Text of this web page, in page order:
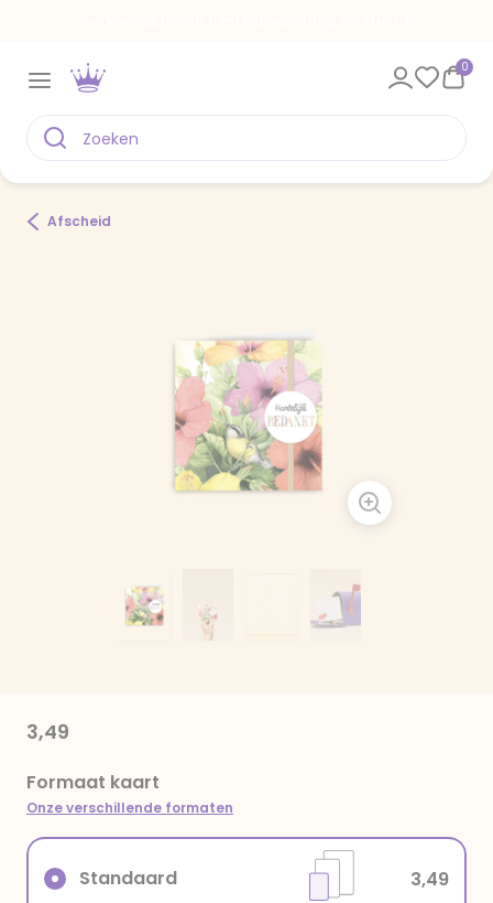
0
Afscheid
3,49
Formaat kaart
Onze verschillende formaten
Standaard 3,49